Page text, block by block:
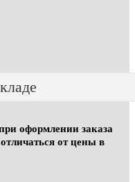
оформлении заказа
от цены в